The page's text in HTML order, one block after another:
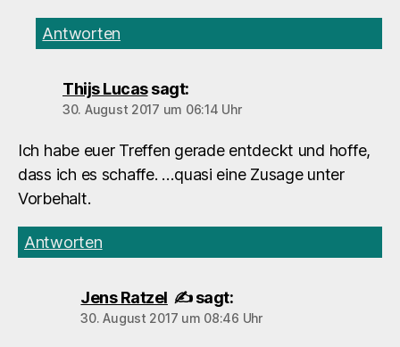
Antworten
Thijs Lucas sagt:
30. August 2017 um 06:14 Uhr
Ich habe euer Treffen gerade entdeckt und hoffe,
dass ich es schaffe. …quasi eine Zusage unter
Vorbehalt.
Antworten
Jens Ratzel ✍️(Author)
sagt:
30. August 2017 um 08:46 Uhr